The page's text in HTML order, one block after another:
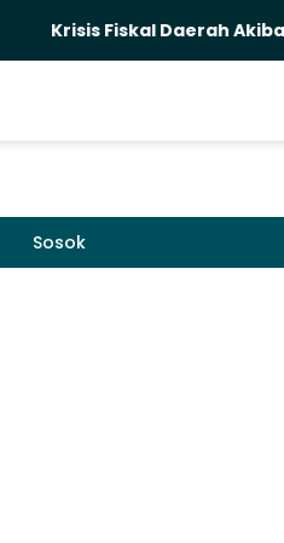
Krisis Fiskal Daerah Akibat
Sosok